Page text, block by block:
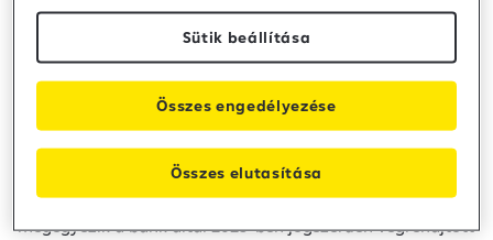
Minisztérium az infláció mérséklésére és a lakosság
költségeinek csökkentésére irányuló törekvéseit. A
Nemzetgazdasági Minisztérium által az infláció letörésére
javasolt intézkedésekhez hozzájárulva 2025. május 1-jével
a Raiffeisen Bank csökkenti lakossági ügyfelei napi
bankolással kapcsolatos kiadásait, így 2026. június 30-ig
kedvezményeket biztosít a lakossági bankszámla- és
kártyadíjakból. A teljes kedvezménycsomag összességében
megegyezik a bank által 2025-ben jogszerűen végrehajtott
Sütik beállítása
Összes elutasítása
Összes engedélyezése